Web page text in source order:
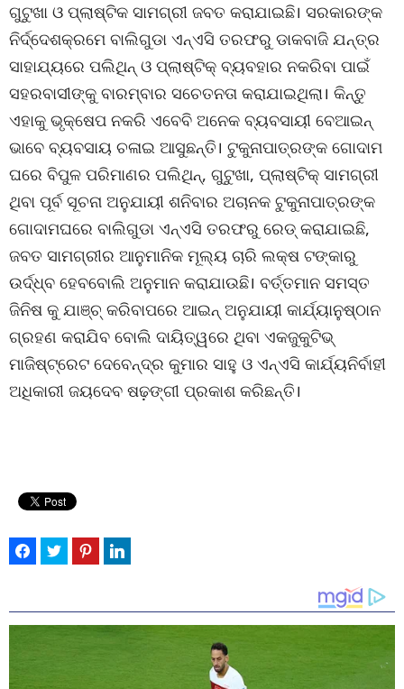
ଗୁଟୁଖା ଓ ପ୍ଲାଷ୍ଟିକ ସାମଗ୍ରୀ ଜବତ କରାଯାଇଛି। ସରକାରଙ୍କ
ନିର୍ଦ୍ଦେଶକ୍ରମେ ବାଲିଗୁଡା ଏନ୍ଏସି ତରଫରୁ ଡାକବାଜି ଯନ୍ତ୍ର
ସାହାଯ୍ୟରେ ପଲିଥିନ୍ ଓ ପ୍ଲାଷ୍ଟିକ୍ ବ୍ୟବହାର ନକରିବା ପାଇଁ
ସହରବାସୀଙ୍କୁ ବାରମ୍ବାର ସଚେତନତା କରାଯାଇଥିଲା। କିନ୍ତୁ
ଏହାକୁ ଭୃକ୍ଷେପ ନକରି ଏବେବି ଅନେକ ବ୍ୟବସାୟୀ ବେଆଇନ୍
ଭାବେ ବ୍ୟବସାୟ ଚଳାଇ ଆସୁଛନ୍ତି। ଟୁକୁନାପାତ୍ରଙ୍କ ଗୋଦାମ
ଘରେ ବିପୁଳ ପରିମାଣର ପଲିଥିନ୍, ଗୁଟୁଖା, ପ୍ଲାଷ୍ଟିକ୍ ସାମଗ୍ରୀ
ଥିବା ପୂର୍ବ ସୂଚନା ଅନୁଯାୟୀ ଶନିବାର ଅଚାନକ ଟୁକୁନାପାତ୍ରଙ୍କ
ଗୋଦାମଘରେ ବାଲିଗୁଡା ଏନ୍ଏସି ତରଫରୁ ରେଡ୍ କରାଯାଇଛି,
ଜବତ ସାମଗ୍ରୀର ଆନୁମାନିକ ମୂଲ୍ୟ ଚାରି ଲକ୍ଷ ଟଙ୍କାରୁ
ଉର୍ଦ୍ଧ୍ବ ହେବବୋଲି ଅନୁମାନ କରାଯାଉଛି। ବର୍ତ୍ତମାନ ସମସ୍ତ
ଜିନିଷ କୁ ଯାଞ୍ଚ୍ କରିବାପରେ ଆଇନ୍ ଅନୁଯାୟୀ କାର୍ଯ୍ୟାନୁଷ୍ଠାନ
ଗ୍ରହଣ କରାଯିବ ବୋଲି ଦାୟିତ୍ୱରେ ଥିବା ଏକଜୁକୁଟିଭ୍
ମାଜିଷ୍ଟ୍ରେଟ ଦେବେନ୍ଦ୍ର କୁମାର ସାହୁ ଓ ଏନ୍ଏସି କାର୍ଯ୍ୟନିର୍ବାହୀ
ଅଧିକାରୀ ଜୟଦେବ ଷଢ଼ଙ୍ଗୀ ପ୍ରକାଶ କରିଛନ୍ତି।